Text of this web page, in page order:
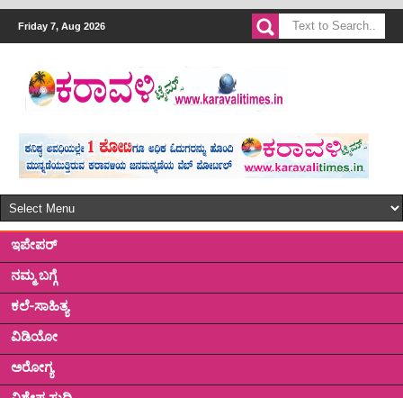
Friday 7, Aug 2026
ಇಪೇಪರ್
ನಮ್ಮ ಬಗ್ಗೆ
ಕಲೆ-ಸಾಹಿತ್ಯ
ವಿಡಿಯೋ
ಅರೋಗ್ಯ